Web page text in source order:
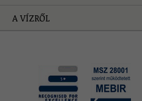
A VÍZRŐL